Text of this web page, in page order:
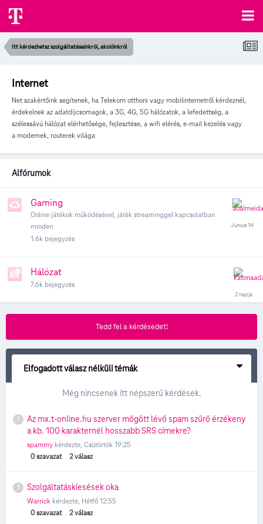
Itt kérdezhetsz szolgáltatásainkról, akcióinkról
Internet
Net szakértőink segítenek, ha Telekom otthoni vagy mobilinternetről kérdeznél,
érdekelnek az adatdíjcsomagok, a 3G, 4G, 5G hálózatok, a lefedettség, a
szélessávú hálózat elérhetősége, fejlesztése, a wifi elérés, e-mail kezelés vagy
a modemek, routerek világa
Alfórumok
Gaming
Online játékok működésével, játék streaminggel kapcsolatban
minden
1.6k bejegyzés
Hálózat
7.6k bejegyzés
Tedd fel a kérdésedet!
Elfogadott válasz nélküli témák
Még nincsenek itt népszerű kérdések.
Az mx.t-online.hu szerver mögött lévő spam szűrő érzékeny
a kb. 100 karakternél hosszabb SRS címekre?
spammy kérdezte, Csütörtök 19:25
0 szavazat 2 válasz
Szolgáltatáskiesések oka
Warrick kérdezte, Hétfő 12:55
0 szavazat 2 válasz